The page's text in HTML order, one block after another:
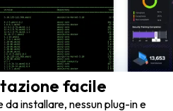
facile
installare, nessun plug-in e